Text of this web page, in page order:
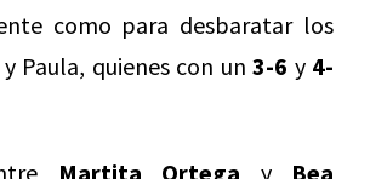
como para desbaratar los
Paula, quienes con un 3-6 y 4-
Martita Ortega yBea